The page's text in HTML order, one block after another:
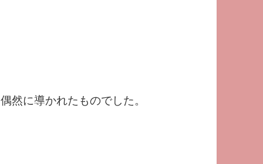
に導かれたものでした。